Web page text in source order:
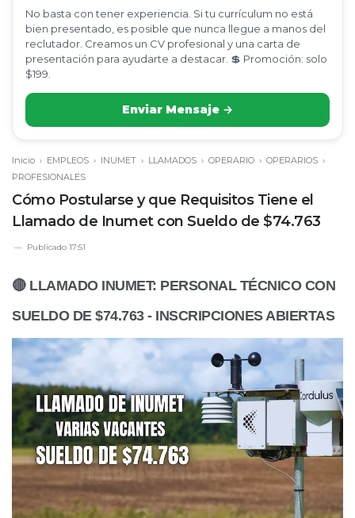
No basta con tener experiencia. Si tu currículum no está
bien presentado, es posible que nunca llegue a manos del
reclutador. Creamos un CV profesional y una carta de
presentación para ayudarte a destacar. 💲 Promoción: solo
$199.
Enviar Mensaje →
Inicio › EMPLEOS › INUMET › LLAMADOS › OPERARIO › OPERARIOS ›
PROFESIONALES
Cómo Postularse y que Requisitos Tiene el
Llamado de Inumet con Sueldo de $74.763
Publicado 17:51
🔴 LLAMADO INUMET: PERSONAL TÉCNICO CON
SUELDO DE $74.763 - INSCRIPCIONES ABIERTAS